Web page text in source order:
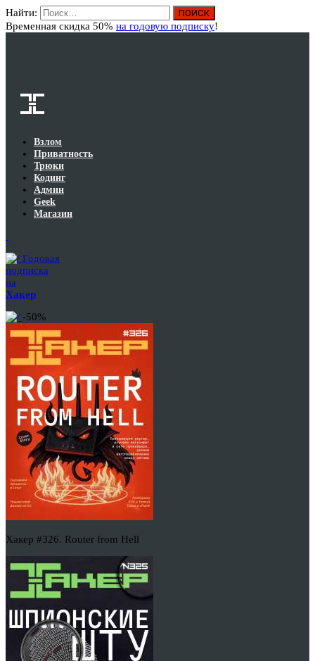
Найти:
Временная скидка 50% на годовую подписку!
Взлом
Приватность
Трюки
Кодинг
Админ
Geek
Магазин
Годовая
подписка
на
Хакер
-50%
Хакер #326. Router from Hell